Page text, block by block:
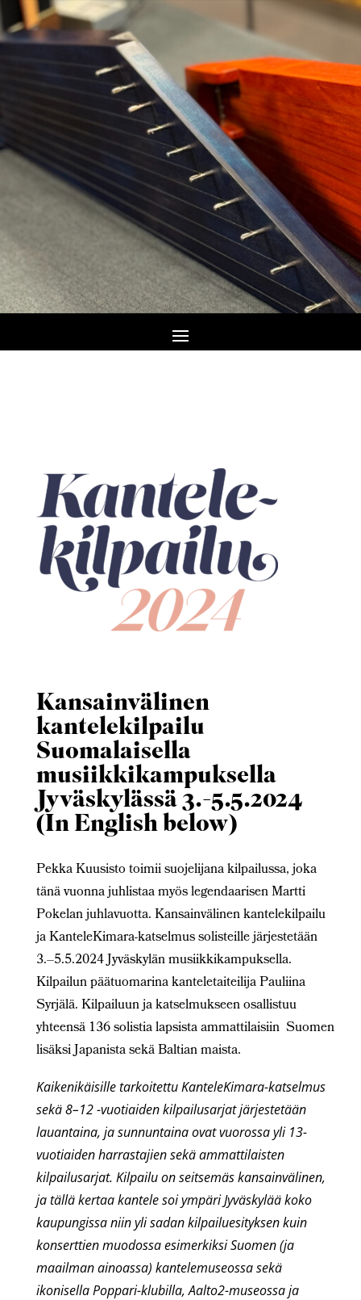
Kansainvälinen
kantelekilpailu
Suomalaisella
musiikkikampuksella
Jyväskylässä 3.-5.5.2024
(In English below)
Pekka Kuusisto toimii suojelijana kilpailussa, joka
tänä vuonna juhlistaa myös legendaarisen Martti
Pokelan juhlavuotta. Kansainvälinen kantelekilpailu
ja KanteleKimara-katselmus solisteille järjestetään
3.–5.5.2024 Jyväskylän musiikkikampuksella.
Kilpailun päätuomarina kanteletaiteilija Pauliina
Syrjälä. Kilpailuun ja katselmukseen osallistuu
yhteensä 136 solistia lapsista ammattilaisiin Suomen
lisäksi Japanista sekä Baltian maista.
Kaikenikäisille tarkoitettu KanteleKimara-katselmus
sekä 8–12 -vuotiaiden kilpailusarjat järjestetään
lauantaina, ja sunnuntaina ovat vuorossa yli 13-
vuotiaiden harrastajien sekä ammattilaisten
kilpailusarjat. Kilpailu on seitsemäs kansainvälinen,
ja tällä kertaa kantele soi ympäri Jyväskylää koko
kaupungissa niin yli sadan kilpailuesityksen kuin
konserttien muodossa esimerkiksi Suomen (ja
maailman ainoassa) kantelemuseossa sekä
ikonisella Poppari-klubilla, Aalto2-museossa ja